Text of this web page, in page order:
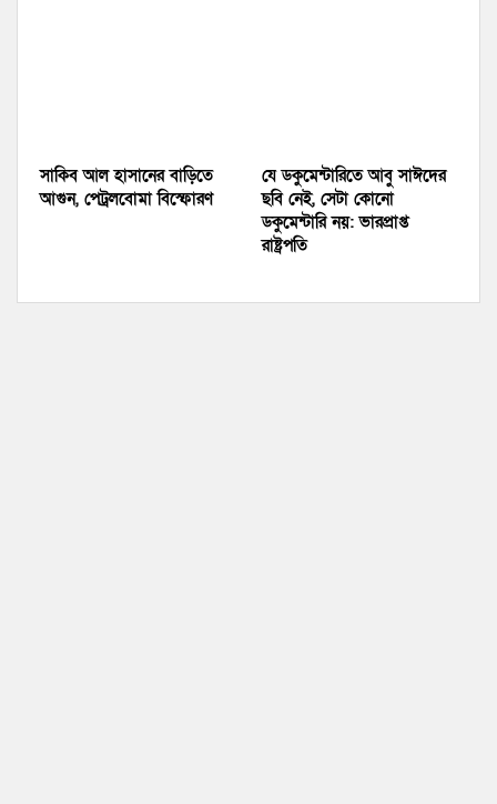
সাকিব আল হাসানের বাড়িতে
আগুন, পেট্রলবোমা বিস্ফোরণ
যে ডকুমেন্টারিতে আবু সাঈদের
ছবি নেই, সেটা কোনো
ডকুমেন্টারি নয়: ভারপ্রাপ্ত
রাষ্ট্রপতি